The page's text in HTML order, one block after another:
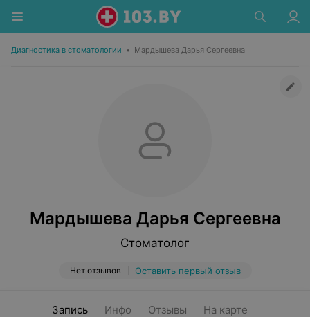
Диагностика в стоматологии • Мардышева Дарья Сергеевна
Мардышева Дарья Сергеевна
Стоматолог
Нет отзывов Оставить первый отзыв
Запись Инфо Отзывы На карте